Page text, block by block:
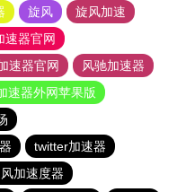
旋风
旋风加速
速器官网
速器官网
风驰加速器
速器外网苹果版
twitter加速器
加速度器